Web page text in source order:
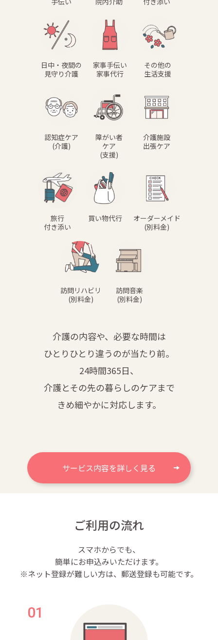
日中・夜間の
見守り介護
家事手伝い
家事代行
その他の
生活支援
認知症ケア
(介護)
障がい者
ケア
(支援)
介護施設
出張ケア
旅行
付き添い
買い物代行
オーダーメイド
(別料金)
訪問リハビリ
(別料金)
訪問音楽
(別料金)
介護の内容や、必要な時間は
ひとりひとり違うのが当たり前。
24時間365日、
介護とその先の暮らしのケアまで
きめ細やかに対応します。
サービス内容を詳しく見る
ご利用の流れ
スマホからでも、
簡単にお申込みいただけます。
※ネット登録が難しい方は、郵送登録も可能です。